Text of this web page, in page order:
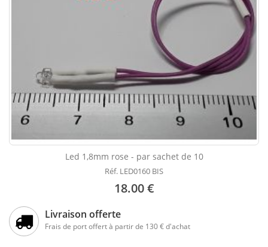
Led 1,8mm rose - par sachet de 10
Réf. LED0160 BIS
18.00 €
Livraison offerte
Frais de port offert à partir de 130 € d'achat